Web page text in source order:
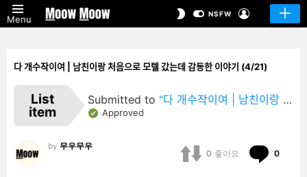
Menu
SWITCHNSFW
다 개수작이여 | 남친이랑 처음으로 모텔 갔는데 감동한 이야기 (4/21)
List
item
Submitted to "다 개수작이여 | 남친이랑 처음으로 모텔 갔는데 감동한 이야기"
Approved
by 무우무우
0 좋아요 0